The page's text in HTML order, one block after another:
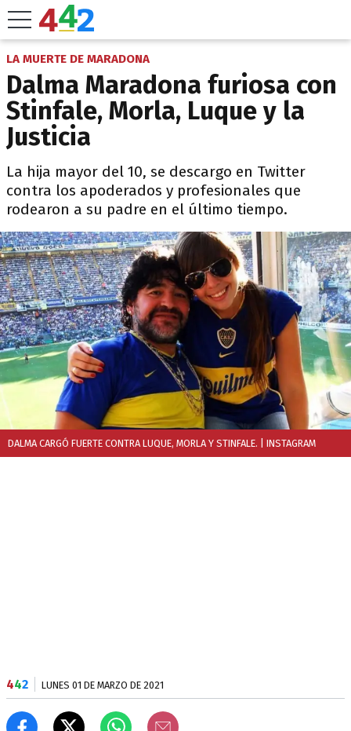
LA MUERTE DE MARADONA
Dalma Maradona furiosa con
Stinfale, Morla, Luque y la
Justicia
La hija mayor del 10, se descargo en Twitter
contra los apoderados y profesionales que
rodearon a su padre en el último tiempo.
DALMA CARGÓ FUERTE CONTRA LUQUE, MORLA Y STINFALE. | INSTAGRAM
442 LUNES 01 DE MARZO DE 2021